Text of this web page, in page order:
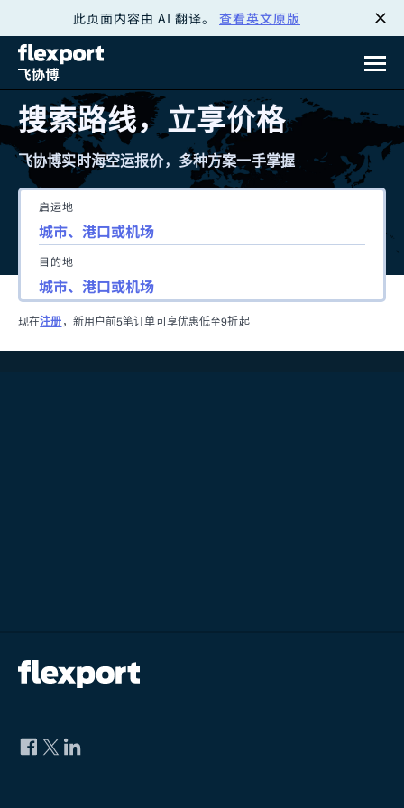
此页面内容由 AI 翻译。 查看英文原版
搜索路线，立享价格
飞协博实时海空运报价，多种方案一手掌握
启运地
目的地
现在注册 ，新用户前5笔订单可享优惠低至9折起